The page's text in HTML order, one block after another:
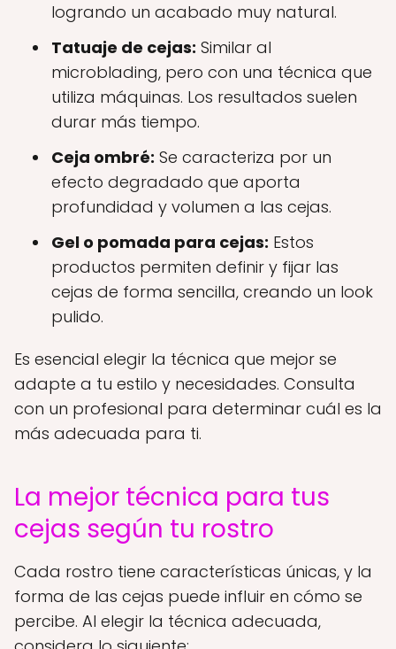
logrando un acabado muy natural.
Tatuaje de cejas: Similar al
microblading, pero con una técnica que
utiliza máquinas. Los resultados suelen
durar más tiempo.
Ceja ombré: Se caracteriza por un
efecto degradado que aporta
profundidad y volumen a las cejas.
Gel o pomada para cejas: Estos
productos permiten definir y fijar las
cejas de forma sencilla, creando un look
pulido.
Es esencial elegir la técnica que mejor se
adapte a tu estilo y necesidades. Consulta
con un profesional para determinar cuál es la
más adecuada para ti.
La mejor técnica para tus
cejas según tu rostro
Cada rostro tiene características únicas, y la
forma de las cejas puede influir en cómo se
percibe. Al elegir la técnica adecuada,